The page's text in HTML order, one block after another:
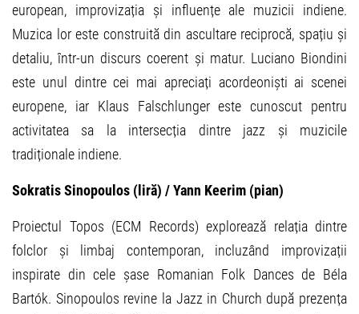
european, improvizația și influențe ale muzicii indiene.
Muzica lor este construită din ascultare reciprocă, spațiu și
detaliu, într-un discurs coerent și matur. Luciano Biondini
este unul dintre cei mai apreciați acordeoniști ai scenei
europene, iar Klaus Falschlunger este cunoscut pentru
activitatea sa la intersecția dintre jazz și muzicile
tradiționale indiene.
Sokratis Sinopoulos (liră) / Yann Keerim (pian)
Proiectul Topos (ECM Records) explorează relația dintre
folclor și limbaj contemporan, incluzând improvizații
inspirate din cele șase Romanian Folk Dances de Béla
Bartók. Sinopoulos revine la Jazz in Church după prezența